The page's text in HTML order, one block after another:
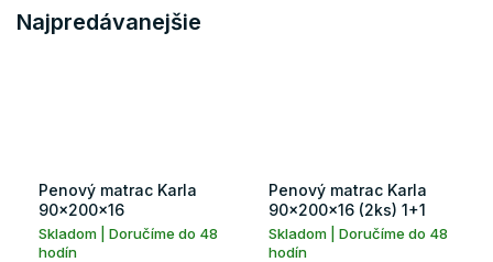
Najpredávanejšie
Penový matrac Karla
90x200x16
Skladom | Doručíme do 48
hodín
Penový matrac Karla
90x200x16 (2ks) 1+1
Skladom | Doručíme do 48
hodín